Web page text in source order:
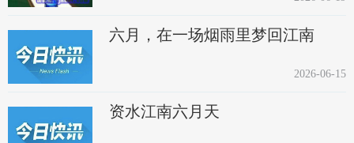
六月，在一场烟雨里梦回江南
2026-06-15
资水江南六月天